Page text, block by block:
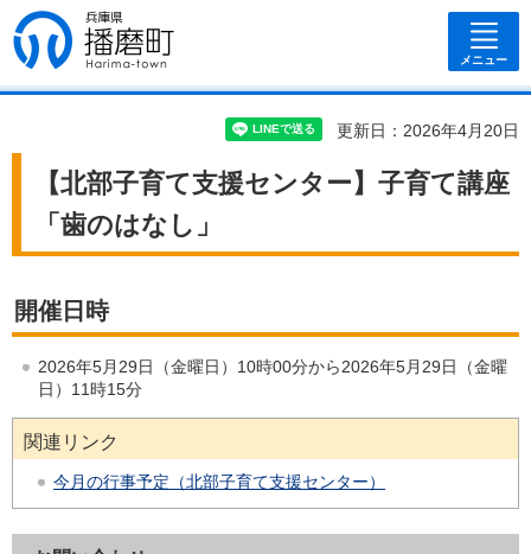
兵庫県 播磨
町
メニュー
更新日：2026年4月20日
【北部子育て支援センター】子育て講座
「歯のはなし」
開催日時
2026年5月29日（金曜日）10時00分から2026年5月29日（金曜
日）11時15分
関連リンク
今月の行事予定（北部子育て支援センター）